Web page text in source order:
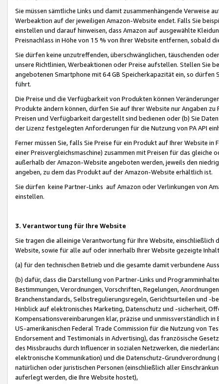
Sie müssen sämtliche Links und damit zusammenhängende
Werbeaktion auf der jeweiligen Amazon-Website endet. Falls Sie
einstellen und darauf hinweisen, dass Amazon auf ausgewählte
Preisnachlass in Höhe von 15 % von Ihrer Website entfernen, sobald
Sie dürfen keine unzutreffenden, überschwänglichen, täuschenden
unsere Richtlinien, Werbeaktionen oder Preise aufstellen. Stellen Sie
angebotenen Smartphone mit 64 GB Speicherkapazität ein, so dürfen
führt.
Die Preise und die Verfügbarkeit von Produkten können
Produkte ändern können, dürfen Sie auf Ihrer Website nur Angaben
Preisen und Verfügbarkeit dargestellt sind bedienen oder (b) Sie
der Lizenz festgelegten Anforderungen für die Nutzung von PA API
Ferner müssen Sie, falls Sie Preise für ein Produkt auf Ihrer Website
einer Preisvergleichsmaschine) zusammen mit Preisen für das
außerhalb der Amazon-Website angeboten werden, jeweils den
angeben, zu dem das Produkt auf der Amazon-Website erhältlich ist.
Sie dürfen keine Partner-Links auf Amazon oder Verlinkungen von
einstellen.
3. Verantwortung für Ihre Website
Sie tragen die alleinige Verantwortung für Ihre Website,
Website, sowie für alle auf oder innerhalb Ihrer Website gezeigte
(a) für den technischen Betrieb und die gesamte damit verbundene
(b) dafür, dass die Darstellung von Partner-Links und
Bestimmungen, Verordnungen, Vorschriften, Regelungen,
Branchenstandards, Selbstregulierungsregeln, Gerichtsurteilen und -
Hinblick auf elektronisches Marketing, Datenschutz und -sicherheit,
Kompensationsvereinbarungen klar, präzise und unmissverständlich
US-amerikanischen Federal Trade Commission für die Nutzung von
Endorsement and Testimonials in Advertising), das französische
des Missbrauchs durch Influencer in sozialen Netzwerken, die
elektronische Kommunikation) und die Datenschutz-
natürlichen oder juristischen Personen (einschließlich aller
auferlegt werden, die Ihre Website hostet),